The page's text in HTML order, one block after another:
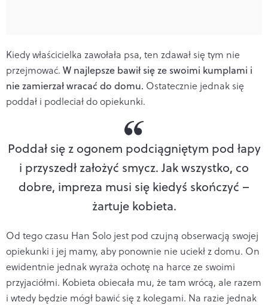
Kiedy właścicielka zawołała psa, ten zdawał się tym nie
przejmować. W najlepsze bawił się ze swoimi kumplami i
nie zamierzał wracać do domu. Ostatecznie jednak się
poddał i podleciał do opiekunki.
Poddał się z ogonem podciągniętym pod łapy
i przyszedł założyć smycz. Jak wszystko, co
dobre, impreza musi się kiedyś skończyć –
żartuje kobieta.
Od tego czasu Han Solo jest pod czujną obserwacją swojej
opiekunki i jej mamy, aby ponownie nie uciekł z domu. On
ewidentnie jednak wyraża ochotę na harce ze swoimi
przyjaciółmi. Kobieta obiecała mu, że tam wrócą, ale razem
i wtedy będzie mógł bawić się z kolegami. Na razie jednak